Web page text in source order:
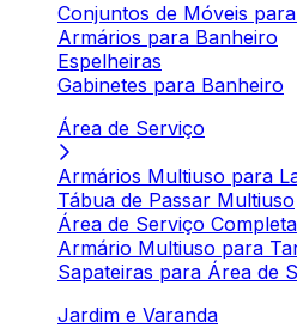
Conjuntos de Móveis
Armários para Banheiro
Espelheiras
Gabinetes para Banheiro
Área de Serviço
Armários Multiuso para
Tábua de Passar Multiuso
Área de Serviço Completa
Armário Multiuso para
Sapateiras para Área de
Jardim e Varanda